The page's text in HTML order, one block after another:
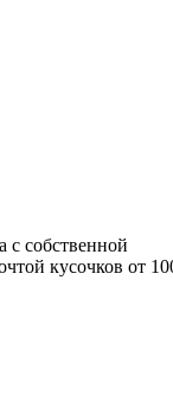
с собственной
кусочков от